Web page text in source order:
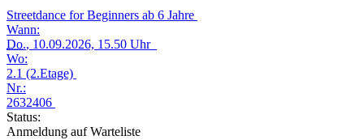
Streetdance for Beginners ab 6 Jahre
Wann:
Do., 10.09.2026, 15.50 Uhr
Wo:
2.1 (2.Etage)
Nr.:
2632406
Status:
Anmeldung auf Warteliste